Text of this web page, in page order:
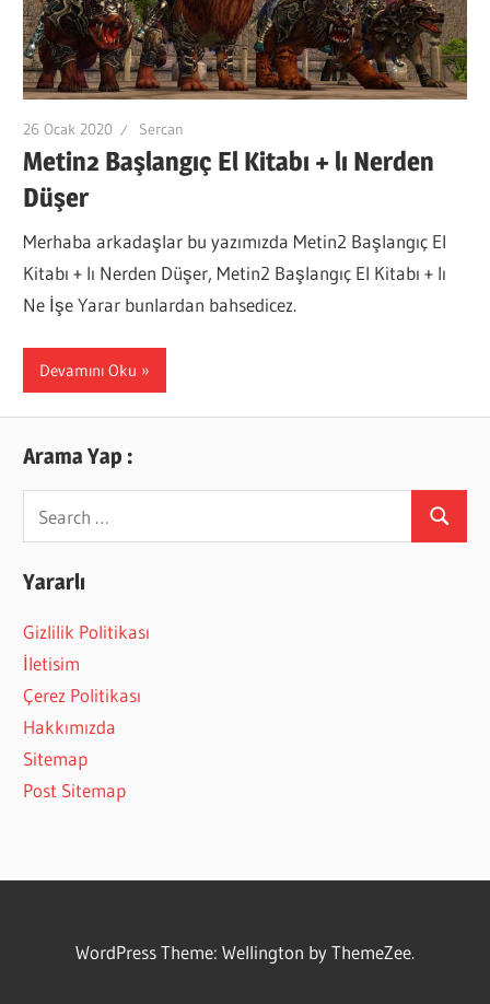
26 Ocak 2020 Sercan
Metin2 Başlangıç El Kitabı + lı Nerden
Düşer
Merhaba arkadaşlar bu yazımızda Metin2 Başlangıç El
Kitabı + lı Nerden Düşer, Metin2 Başlangıç El Kitabı + lı
Ne İşe Yarar bunlardan bahsedicez.
Devamını Oku
Arama Yap :
for:
Search
Yararlı
Gizlilik Politikası
İletisim
Çerez Politikası
Hakkımızda
Sitemap
Post Sitemap
WordPress Theme: Wellington by ThemeZee.